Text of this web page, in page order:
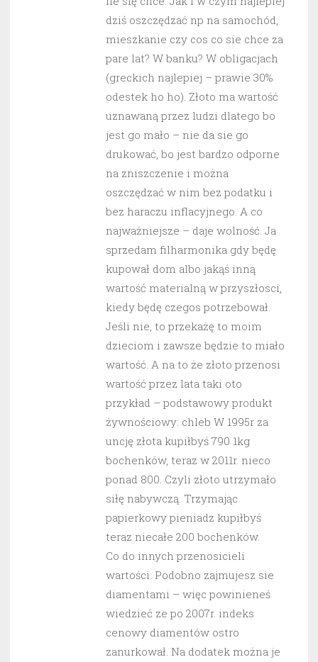
dziś oszczędzać np na samochód,
mieszkanie czy cos co sie chce za
pare lat? W banku? W obligacjach
(greckich najlepiej – prawie 30%
odestek ho ho). Złoto ma wartość
uznawaną przez ludzi dlatego bo
jest go mało – nie da sie go
drukować, bo jest bardzo odporne
na zniszczenie i można
oszczędzać w nim bez podatku i
bez haraczu inflacyjnego. A co
najważniejsze – daje wolność. Ja
sprzedam filharmonika gdy będę
kupował dom albo jakąś inną
wartość materialną w przyszłosci,
kiedy będę czegos potrzebował.
Jeśli nie, to przekażę to moim
dzieciom i zawsze będzie to miało
wartość. A na to że złoto przenosi
wartość przez lata taki oto
przykład – podstawowy produkt
żywnościowy: chleb W 1995r za
uncję złota kupiłbyś 790 1kg
bochenków, teraz w 2011r. nieco
ponad 800. Czyli złoto utrzymało
siłę nabywczą. Trzymając
papierkowy pieniadz kupiłbyś
teraz niecałe 200 bochenków.
Co do innych przenosicieli
wartości. Podobno zajmujesz sie
diamentami – więc powinieneś
wiedzieć ze po 2007r. indeks
cenowy diamentów ostro
zanurkował. Na dodatek można je